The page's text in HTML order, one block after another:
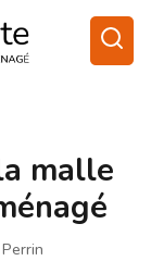
malle